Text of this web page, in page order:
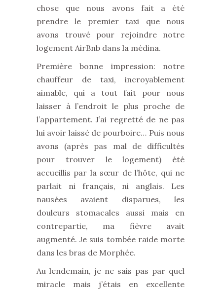
chose que nous avons fait a été
prendre le premier taxi que nous
avons trouvé pour rejoindre notre
logement AirBnb dans la médina.
Première bonne impression: notre
chauffeur de taxi, incroyablement
aimable, qui a tout fait pour nous
laisser à l’endroit le plus proche de
l’appartement. J’ai regretté de ne pas
lui avoir laissé de pourboire… Puis nous
avons (après pas mal de difficultés
pour trouver le logement) été
accueillis par la sœur de l’hôte, qui ne
parlait ni français, ni anglais. Les
nausées avaient disparues, les
douleurs stomacales aussi mais en
contrepartie, ma fièvre avait
augmenté. Je suis tombée raide morte
dans les bras de Morphée.
Au lendemain, je ne sais pas par quel
miracle mais j’étais en excellente